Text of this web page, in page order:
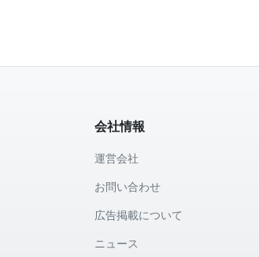
会社情報
運営会社
お問い合わせ
広告掲載について
ニュース